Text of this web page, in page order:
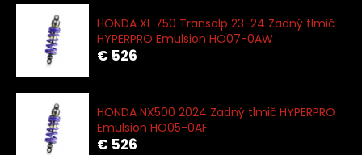
HONDA XL 750 Transalp 23-24 Zadný tlmič
HYPERPRO Emulsion HO07-0AW
€ 526
HONDA NX500 2024 Zadný tlmič HYPERPRO
Emulsion HO05-0AF
€ 526